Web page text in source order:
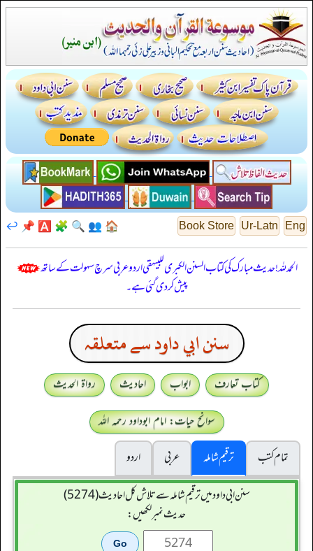
Eng
Ur-Latn
Book Store
🏠
👥
🔍
🧩
🅰️
📌
↩️
الحمدللہ! حدیث مبارک کی کتاب السنن الكبرى للبيهقي اردو عربی سرچ سہولت کے ساتھ
پیش کر دی گئی ہے۔
سنن ابي داود سے متعلقہ
کتاب تعارف ابواب احادیث
رواۃ الحدیث
سوانح حیات: امام ابوداود رحمہ اللہ
تمام کتب
ترقیم شاملہ عربی
اردو
سنن ابي داود میں ترقیم شاملہ سے تلاش کل احادیث (5274)
حدیث نمبر لکھیں: